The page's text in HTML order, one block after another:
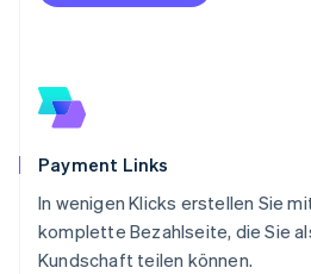
Payment Links
In wenigen Klicks erstellen Sie
komplette Bezahlseite, die Sie
Kundschaft teilen können.
Portugal
Schweden
Svenska
Schweiz
Singapur
English简体中文
Slowakei